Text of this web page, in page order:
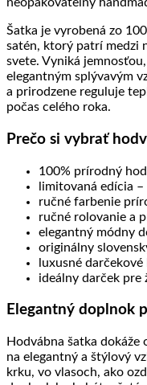
Šatka je vyrobená zo
satén, ktorý patrí medzi
svete. Vyniká
elegantným splývavým
a prirodzene reguluje
počas celého roka.
Prečo si vybrať
100% prírodný
limitovaná edícia
ručné farbenie
ručné rolovanie a
elegantný módny
originálny
luxusné darčekové
ideálny darček pre
Elegantný doplnok
Hodvábna šatka
na elegantný a štýlový
krku, vo vlasoch, ako